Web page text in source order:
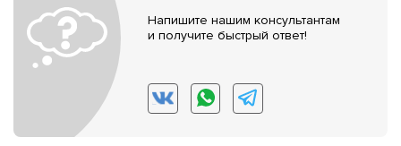
Напишите нашим консультантам
и получите быстрый ответ!